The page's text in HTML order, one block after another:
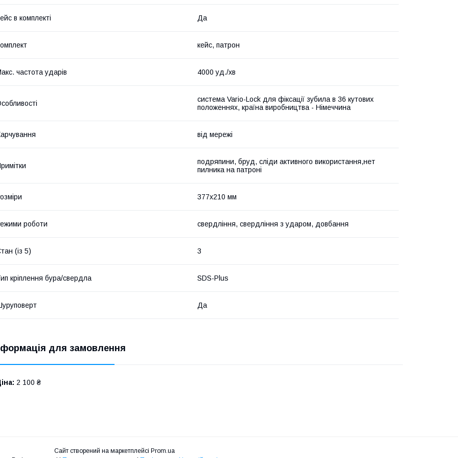
в комплекті Да
кейс, патрон
частота ударів 4000 уд./хв
система Vario-Lock для фіксації зубила в 36 кутових
положеннях, країна виробництва - Німеччина
від мережі
подряпини, бруд, сліди активного використання,нет
пилника на патроні
377x210 мм
роботи свердління, свердління з ударом, довбання
(із 5) 3
кріплення бура/свердла SDS-Plus
Да
для замовлення
2 100 ₴
Сайт створений на маркетплейсі Prom.ua